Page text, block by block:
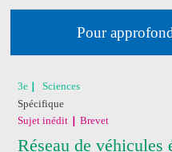
Déja
Pour
3e
Sciences
Spécifique
Sujet inédit
Brevet
Réseau de